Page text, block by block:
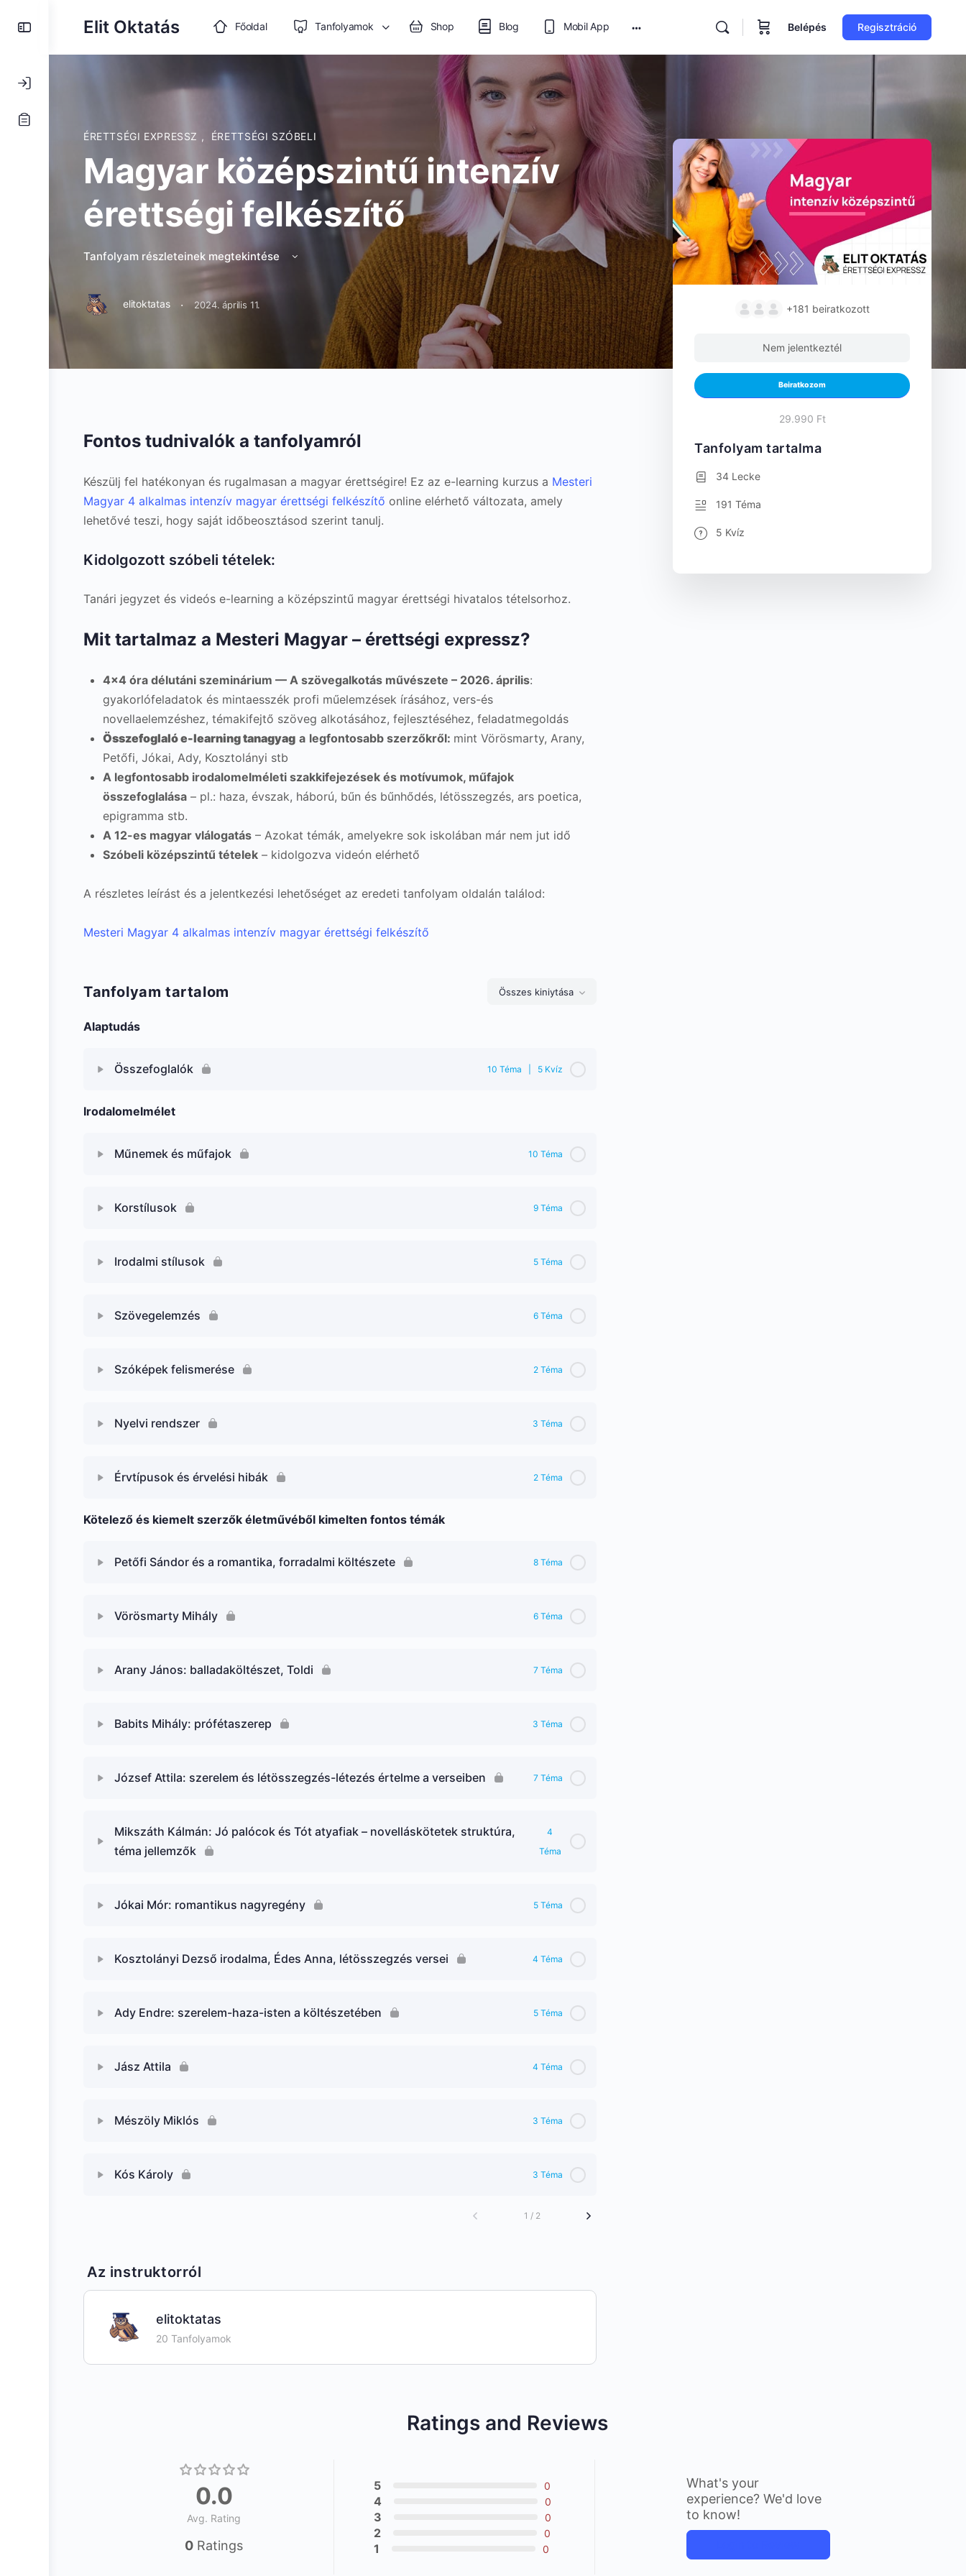
ToggleElit Oktatás Főoldal Tanfolyamok Shop Blog Mobil App
options
Belépés Regisztráció
ÉRETTSÉGI EXPRESSZ , ÉRETTSÉGI SZÓBELI
Magyar középszintű intenzív
érettségi felkészítő
Tanfolyam részleteinek megtekintése
elitoktatas · 2024. április 11.
Fontos tudnivalók a tanfolyamról
Készülj fel hatékonyan és rugalmasan a magyar érettségire! Ez az e-learning kurzus a Mesteri
Magyar 4 alkalmas intenzív magyar érettségi felkészítő online elérhető változata, amely
lehetővé teszi, hogy saját időbeosztásod szerint tanulj.
Kidolgozott szóbeli tételek:
Tanári jegyzet és videós e-learning a középszintű magyar érettségi hivatalos tételsorhoz.
Mit tartalmaz a Mesteri Magyar – érettségi expressz?
4×4 óra délutáni szeminárium — A szövegalkotás művészete – 2026. április:
gyakorlófeladatok és mintaesszék profi műelemzések írásához, vers-és
novellaelemzéshez, témakifejtő szöveg alkotásához, fejlesztéséhez, feladatmegoldás
Összefoglaló e-learning tanagyag a legfontosabb szerzőkről: mint Vörösmarty, Arany,
Petőfi, Jókai, Ady, Kosztolányi stb
A legfontosabb irodalomelméleti szakkifejezések és motívumok, műfajok
összefoglalása – pl.: haza, évszak, háború, bűn és bűnhődés, létösszegzés, ars poetica,
epigramma stb.
A 12-es magyar vlálogatás – Azokat témák, amelyekre sok iskolában már nem jut idő
Szóbeli középszintű tételek – kidolgozva videón elérhető
A részletes leírást és a jelentkezési lehetőséget az eredeti tanfolyam oldalán találod:
Mesteri Magyar 4 alkalmas intenzív magyar érettségi felkészítő
Tanfolyam tartalom Összes kiniytása
Lecke
Alaptudás
Összefoglalók 10 Téma 5 Kvíz
Irodalomelmélet
Műnemek és műfajok 10 Téma
Korstílusok 9 Téma
Irodalmi stílusok 5 Téma
Szövegelemzés 6 Téma
Szóképek felismerése 2 Téma
Nyelvi rendszer 3 Téma
Érvtípusok és érvelési hibák 2 Téma
Kötelező és kiemelt szerzők életművéből kimelten fontos témák
Petőfi Sándor és a romantika, forradalmi költészete 8 Téma
Vörösmarty Mihály 6 Téma
Arany János: balladaköltészet, Toldi 7 Téma
Babits Mihály: prófétaszerep 3 Téma
József Attila: szerelem és létösszegzés-létezés értelme a verseiben 7 Téma
Mikszáth Kálmán: Jó palócok és Tót atyafiak – novelláskötetek struktúra,
téma jellemzők
4
Téma
Jókai Mór: romantikus nagyregény 5 Téma
Kosztolányi Dezső irodalma, Édes Anna, létösszegzés versei 4 Téma
Ady Endre: szerelem-haza-isten a költészetében 5 Téma
Jász Attila 4 Téma
Mészöly Miklós 3 Téma
Kós Károly 3 Téma
1 / 2
Az instruktorról
elitoktatas
20 Tanfolyamok
+181 beiratkozott
Nem jelentkeztél
Beiratkozom
29.990 Ft
Tanfolyam tartalma
34 Lecke
191 Téma
5 Kvíz
Ratings and Reviews
0.0
Avg. Rating
0 Ratings
5 0
4 0
3 0
2 0
1 0
What's your
experience? We'd love
to know!